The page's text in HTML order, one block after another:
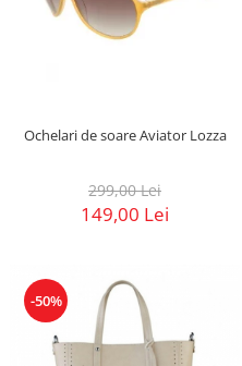
Ochelari de soare Aviator Lozza
299,00 Lei
149,00 Lei
-50%